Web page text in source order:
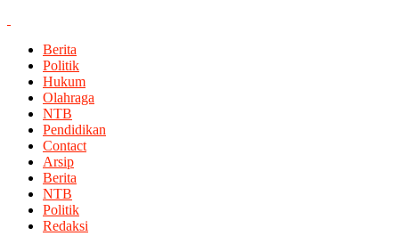
Berita
Politik
Hukum
Olahraga
NTB
Pendidikan
Contact
Arsip
Berita
NTB
Politik
Redaksi